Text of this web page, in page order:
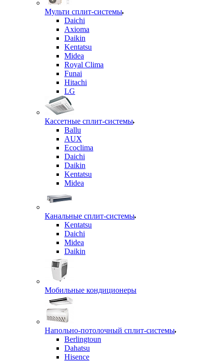
Мульти сплит-системы
Daichi
Axioma
Daikin
Kentatsu
Midea
Royal Clima
Funai
Hitachi
LG
Кассетные сплит-системы
Ballu
AUX
Ecoclima
Daichi
Daikin
Kentatsu
Midea
Канальные сплит-системы
Kentatsu
Daichi
Midea
Daikin
Мобильные кондиционеры
Напольно-потолочный сплит-системы
Berlingtoun
Dahatsu
Hisence